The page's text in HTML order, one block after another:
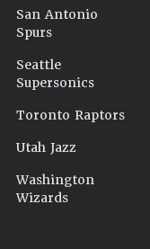
San Antonio
Spurs
Seattle
Supersonics
Toronto Raptors
Utah Jazz
Washington
Wizards